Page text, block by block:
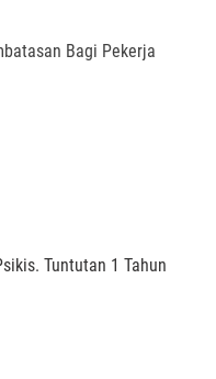
Bagi Pekerja
Tuntutan 1 Tahun